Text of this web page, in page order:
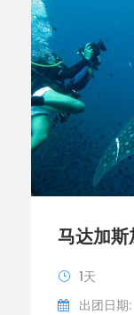
马达加
1天
出团日期